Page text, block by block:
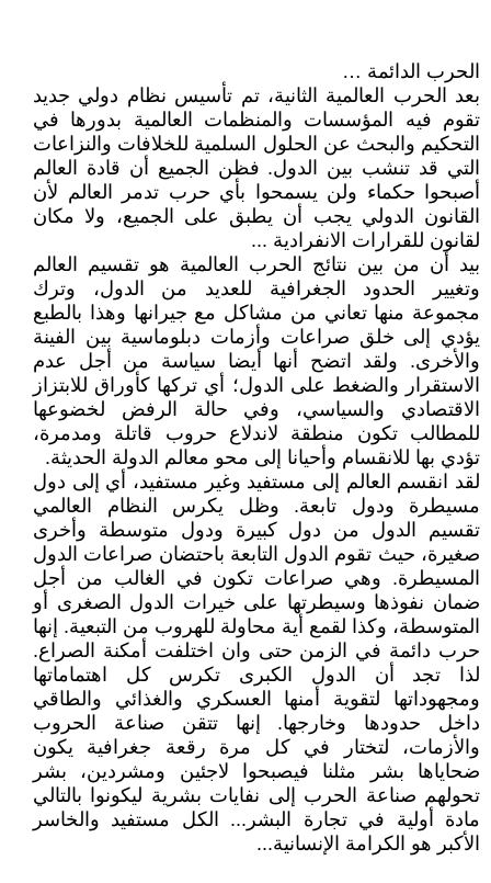
الحرب الدائمة …
بعد الحرب العالمية الثانية، تم تأسيس نظام دولي جديد
تقوم فيه المؤسسات والمنظمات العالمية بدورها في
التحكيم والبحث عن الحلول السلمية للخلافات والنزاعات
التي قد تنشب بين الدول. فظن الجميع أن قادة العالم
أصبحوا حكماء ولن يسمحوا بأي حرب تدمر العالم لأن
القانون الدولي يجب أن يطبق على الجميع، ولا مكان
لقانون للقرارات الانفرادية ...
بيد أن من بين نتائج الحرب العالمية هو تقسيم العالم
وتغيير الحدود الجغرافية للعديد من الدول، وترك
مجموعة منها تعاني من مشاكل مع جيرانها وهذا بالطبع
يؤدي إلى خلق صراعات وأزمات دبلوماسية بين الفينة
والأخرى. ولقد اتضح أنها أيضا سياسة من أجل عدم
الاستقرار والضغط على الدول؛ أي تركها كأوراق للابتزاز
الاقتصادي والسياسي، وفي حالة الرفض لخضوعها
للمطالب تكون منطقة لاندلاع حروب قاتلة ومدمرة،
تؤدي بها للانقسام وأحيانا إلى محو معالم الدولة الحديثة.
لقد انقسم العالم إلى مستفيد وغير مستفيد، أي إلى دول
مسيطرة ودول تابعة. وظل يكرس النظام العالمي
تقسيم الدول من دول كبيرة ودول متوسطة وأخرى
صغيرة، حيث تقوم الدول التابعة باحتضان صراعات الدول
المسيطرة. وهي صراعات تكون في الغالب من أجل
ضمان نفوذها وسيطرتها على خيرات الدول الصغرى أو
المتوسطة، وكذا لقمع أية محاولة للهروب من التبعية. إنها
حرب دائمة في الزمن حتى وان اختلفت أمكنة الصراع.
لذا تجد أن الدول الكبرى تكرس كل اهتماماتها
ومجهوداتها لتقوية أمنها العسكري والغذائي والطاقي
داخل حدودها وخارجها. إنها تتقن صناعة الحروب
والأزمات، لتختار في كل مرة رقعة جغرافية يكون
ضحاياها بشر مثلنا فيصبحوا لاجئين ومشردين، بشر
تحولهم صناعة الحرب إلى نفايات بشرية ليكونوا بالتالي
مادة أولية في تجارة البشر... الكل مستفيد والخاسر
الأكبر هو الكرامة الإنسانية...